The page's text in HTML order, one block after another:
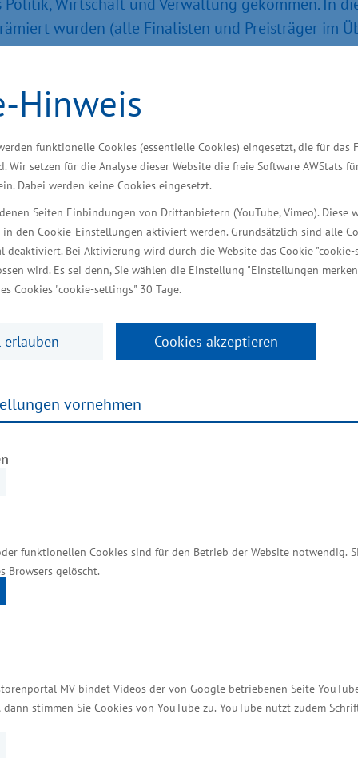
Hinweis
funktionelle Cookies (essentielle Cookies) eingesetzt, die für das
Wir setzen für die Analyse dieser Website die freie Software AWStats
Dabei werden keine Cookies eingesetzt.
Seiten Einbindungen von Drittanbietern (YouTube, Vimeo). Diese
in den Cookie-Einstellungen aktiviert werden. Grundsätzlich sind alle
Bei Aktivierung wird durch die Website das Cookie "cookie-
wird. Es sei denn, Sie wählen die Einstellung "Einstellungen
Cookies "cookie-settings" 30 Tage.
erlauben Cookies akzeptieren
vornehmen
funktionellen Cookies sind für den Betrieb der Website notwendig.
Browsers gelöscht.
MV bindet Videos der von Google betriebenen Seite
dann stimmen Sie Cookies von YouTube zu. YouTube nutzt zudem
wurden (alle Finalisten und Preisträger im
Insgesamt sind 120 Bewerbungen und
in Höhe von insgesamt 15.000 Euro,
Silberstein. „Die Auszeichnungen gelten
und den Familien, die mit viel Unterstützung
Wirtschaft, Infrastruktur, Tourismus und Arbeit,
der drei Industrie- und
der Unternehmensverbände Mecklenburg-
des Jahres in
mbH - Stralsund (Landkreis Vorpommern-
Aparthotel Altes Schwedisches Konsulat,
markt) – nach einer Ausbildung zum
Leiter und Hoteldirektor hat Eike Sadewater
aus der Hotellerie, Gastronomie und
mit drei Kindern engagiert sich
Stralsund und ist Mitglied der
Sadewater unterstützt unter anderem als
Unternehmer mit außerordentlichen
Angebot für ihn eine
trifft die Auszeichnung